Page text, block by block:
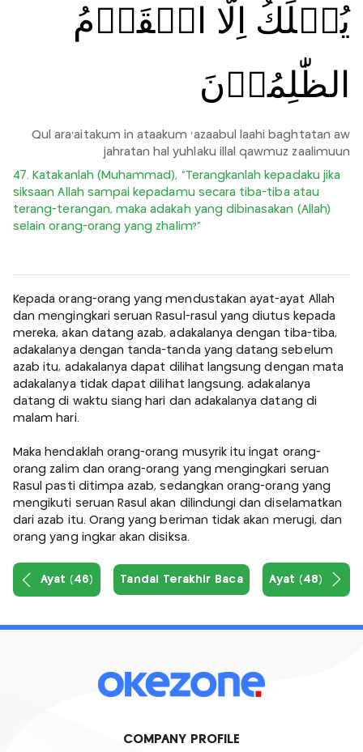
يُهۡلَكُ اِلَّا الۡقَوۡمُ
الظّٰلِمُوۡنَ
Qul ara'aitakum in ataakum 'azaabul laahi baghtatan aw
jahratan hal yuhlaku illal qawmuz zaalimuun
47. Katakanlah (Muhammad), “Terangkanlah kepadaku jika
siksaan Allah sampai kepadamu secara tiba-tiba atau
terang-terangan, maka adakah yang dibinasakan (Allah)
selain orang-orang yang zhalim?”
Kepada orang-orang yang mendustakan ayat-ayat Allah
dan mengingkari seruan Rasul-rasul yang diutus kepada
mereka, akan datang azab, adakalanya dengan tiba-tiba,
adakalanya dengan tanda-tanda yang datang sebelum
azab itu, adakalanya dapat dilihat langsung dengan mata
adakalanya tidak dapat dilihat langsung, adakalanya
datang di waktu siang hari dan adakalanya datang di
malam hari.
Maka hendaklah orang-orang musyrik itu ingat orang-
orang zalim dan orang-orang yang mengingkari seruan
Rasul pasti ditimpa azab, sedangkan orang-orang yang
mengikuti seruan Rasul akan dilindungi dan diselamatkan
dari azab itu. Orang yang beriman tidak akan merugi, dan
orang yang ingkar akan disiksa.
Ayat (46) Tandai Terakhir Baca Ayat (48)
COMPANY PROFILE